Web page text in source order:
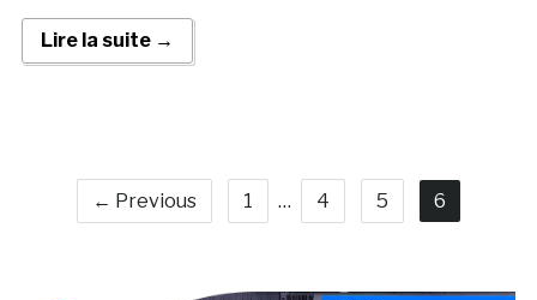
Lire la suite →
← Previous 1 … 4 5 6